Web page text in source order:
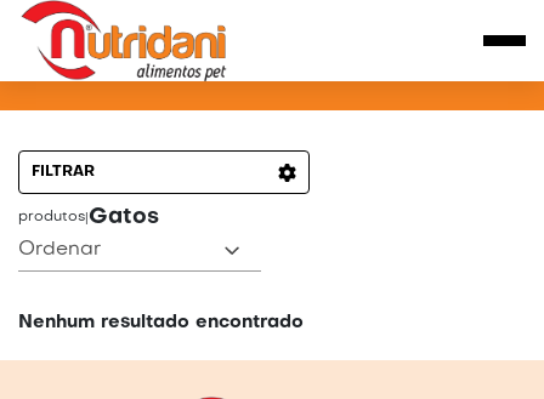
PRODUTOS PARA GATOS
FILTRAR
produtos Gatos
Ordenar
Nenhum resultado encontrado